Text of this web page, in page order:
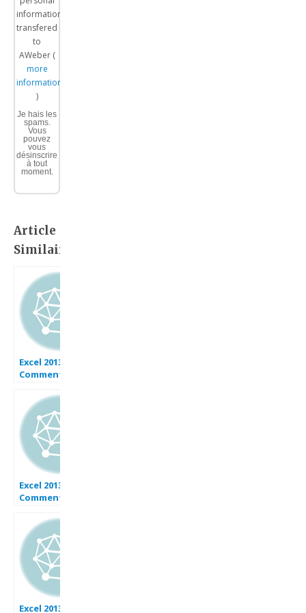
information
transfered
to
AWeber (
more
information
)
Je hais les
spams.
Vous
pouvez
vous
désinscrire
à tout
moment.
Article
Similaire:
Excel 2013 :
Comment lancer
moins de 6 min
avec EXCEL VBA.
Excel 2013 :
Comment lancer
moins de 4 min
avec EXCEL VBA.
Excel 2013 :